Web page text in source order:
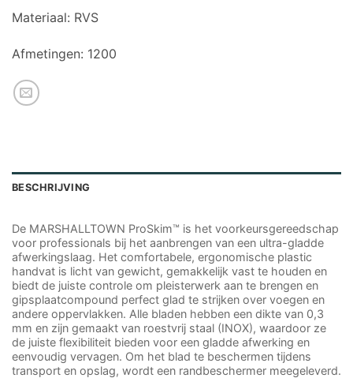
Materiaal: RVS
Afmetingen: 1200
BESCHRIJVING
De MARSHALLTOWN ProSkim™ is het voorkeursgereedschap
voor professionals bij het aanbrengen van een ultra-gladde
afwerkingslaag. Het comfortabele, ergonomische plastic
handvat is licht van gewicht, gemakkelijk vast te houden en
biedt de juiste controle om pleisterwerk aan te brengen en
gipsplaatcompound perfect glad te strijken over voegen en
andere oppervlakken. Alle bladen hebben een dikte van 0,3
mm en zijn gemaakt van roestvrij staal (INOX), waardoor ze
de juiste flexibiliteit bieden voor een gladde afwerking en
eenvoudig vervagen. Om het blad te beschermen tijdens
transport en opslag, wordt een randbeschermer meegeleverd.